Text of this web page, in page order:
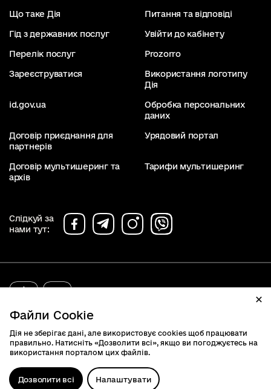
Файли Cookie
Дія не зберігає дані, але використовує cookies щоб працювати
правильно. Натисніть «Дозволити всі», якщо ви погоджуєтесь на
використання порталом цих файлів.
Дозволити всі Налаштувати
Що таке Дія Питання та відповіді
Гід з державних послуг Увійти до кабінету
Перелік послуг Prozorro
Зареєструватися
Використання логотипу
Дія
id.gov.ua
Обробка персональних
даних
Договір приєднання для
партнерів
Урядовий портал
Договір мультишеринг та
архів
Тарифи мультишеринг
Слідкуй за
нами тут: